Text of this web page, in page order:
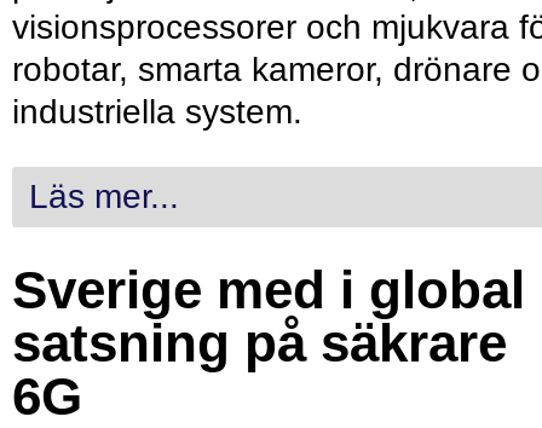
visionsprocessorer och mjukvara
robotar, smarta kameror, drönare
industriella system.
Läs mer...
Sverige med i global
satsning på säkrare
6G